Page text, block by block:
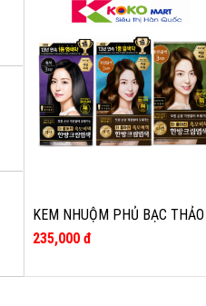
KEM NHUỘM PHỦ BẠC THẢO
DƯỢC REEN 120G (NÂU TỰ
235,000 đ